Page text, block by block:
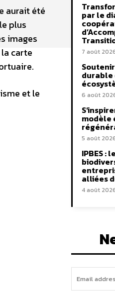
aurait été
plus
images
carte
et le
par le
7 août
durable
6 août
modèle
5 août
IPBES :
alliées
4 août